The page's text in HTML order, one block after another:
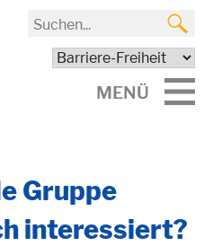
MENÜ
Gruppe
interessiert?